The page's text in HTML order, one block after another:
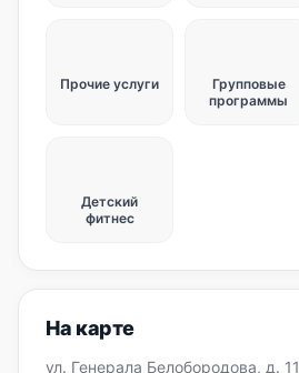
Прочие услуги
Групповые
программы
Детский
фитнес
На карте
ул. Генерала Белобородова, д. 11